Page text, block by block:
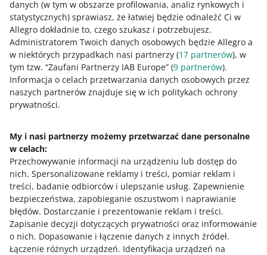
danych (w tym w obszarze profilowania, analiz rynkowych i
statystycznych) sprawiasz, że łatwiej będzie odnaleźć Ci w
Allegro dokładnie to, czego szukasz i potrzebujesz.
Administratorem Twoich danych osobowych będzie Allegro a
w niektórych przypadkach nasi partnerzy (17 partnerów), w
tym tzw. “Zaufani Partnerzy IAB Europe” (9 partnerów).
Informacja o celach przetwarzania danych osobowych przez
naszych partnerów znajduje się w ich politykach ochrony
prywatności.
My i nasi partnerzy możemy przetwarzać dane personalne
w celach:
Przechowywanie informacji na urządzeniu lub dostęp do
nich. Spersonalizowane reklamy i treści, pomiar reklam i
treści, badanie odbiorców i ulepszanie usług. Zapewnienie
bezpieczeństwa, zapobieganie oszustwom i naprawianie
błędów. Dostarczanie i prezentowanie reklam i treści.
Zapisanie decyzji dotyczących prywatności oraz informowanie
o nich. Dopasowanie i łączenie danych z innych źródeł.
Łączenie różnych urządzeń. Identyfikacja urządzeń na
fakturze korygującej.
SZYBKA WSKAZÓWKA 6 MIN
Jak KSeF wpływa na Twoją sprzedaż i
rozliczenia z Allegro?
SZYBKA WSKAZÓWKA 2 MIN
SZYBKA WSKAZÓWKA 7 MIN
KSeF – czym jest, kogo dotyczy i jak z
niego korzystać
WEBINAR 24/7
BDO w Czechach, Słowacji i Węgrzech –
zapytaj eksperta
Potrzebujesz pomocy?
Skontaktuj się z nami
Zapytaj społeczność